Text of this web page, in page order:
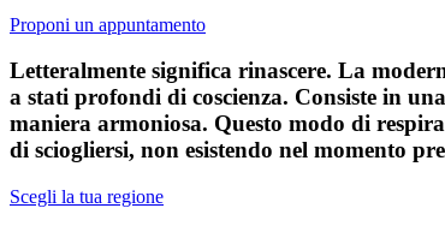
Proponi un appuntamento
Letteralmente significa rinascere. La
a stati profondi di coscienza. Consiste in
maniera armoniosa. Questo modo di
di sciogliersi, non esistendo nel momento
Scegli la tua regione